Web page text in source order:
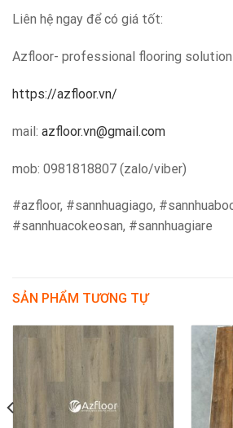
Liên hệ ngay để có giá tốt:
Azfloor- professional flooring
https://azfloor.vn/
mail: azfloor.vn@gmail.com
mob: 0981818807 (zalo/viber)
#azfloor, #sannhuagiago,
#sannhuacokeosan, #sannhuagiare
SẢN PHẨM TƯƠNG TỰ